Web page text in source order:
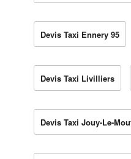
Devis Taxi Ennery 95
Devis Taxi Livilliers
Devis Taxi Jouy-Le-